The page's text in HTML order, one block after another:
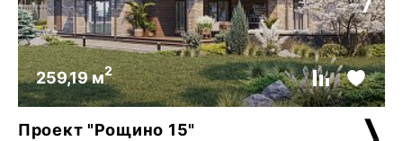
259,19 м2
Проект "Рощино 15"